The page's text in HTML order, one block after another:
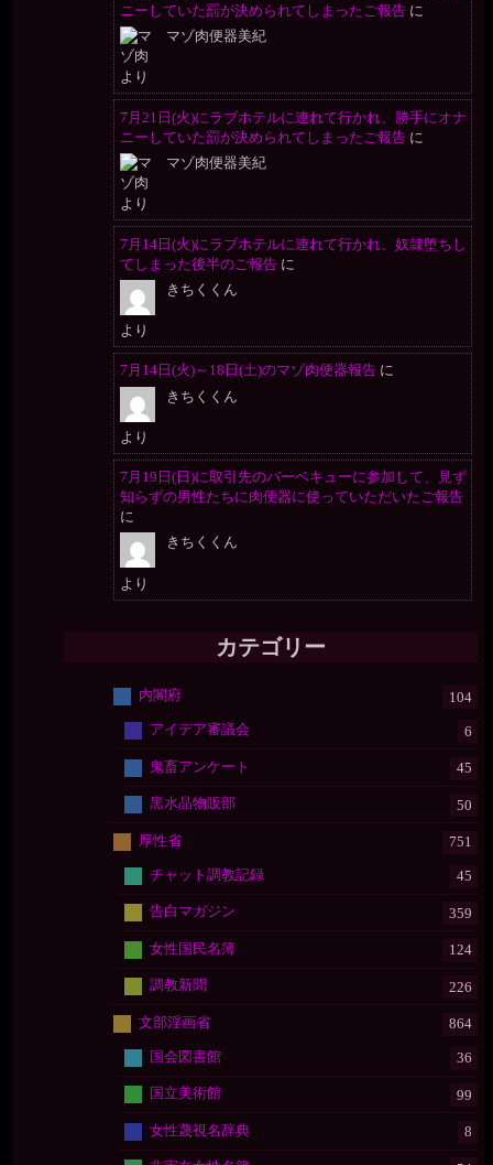
ニーしていた罰が決められてしまったご報告に
マゾ肉便器美紀
より
7月21日(火)にラブホテルに連れて行かれ、勝手にオナ
ニーしていた罰が決められてしまったご報告に
マゾ肉便器美紀
より
7月14日(火)にラブホテルに連れて行かれ、奴隷堕ちし
てしまった後半のご報告に
きちくくん
より
7月14日(火)～18日(土)のマゾ肉便器報告に
きちくくん
より
7月19日(日)に取引先のバーベキューに参加して、見ず
知らずの男性たちに肉便器に使っていただいたご報告
に
きちくくん
より
カテゴリー
内閣府
104
アイデア審議会
6
鬼畜アンケート 45
黒水晶物販部 50
厚性省
751
チャット調教記録
45
告白マガジン 359
女性国民名簿 124
調教新聞 226
文部淫画省
864
国会図書館
36
国立美術館 99
女性蔑視名辞典 8